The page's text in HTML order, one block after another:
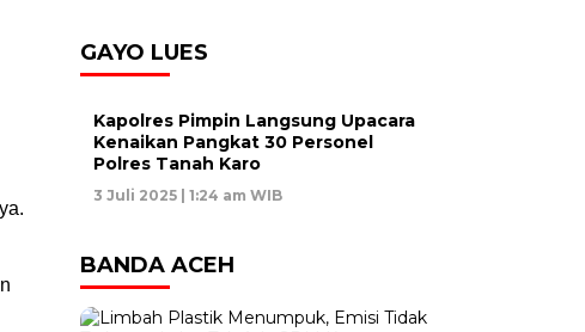
GAYO LUES
Kapolres Pimpin Langsung Upacara
Kenaikan Pangkat 30 Personel
Polres Tanah Karo
3 Juli 2025 | 1:24 am WIB
BANDA ACEH